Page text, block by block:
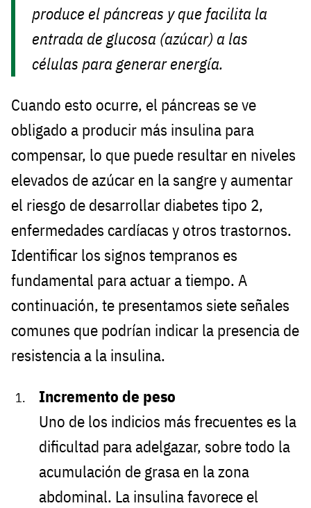
produce el páncreas y que facilita la
entrada de glucosa (azúcar) a las
células para generar energía.
Cuando esto ocurre, el páncreas se ve
obligado a producir más insulina para
compensar, lo que puede resultar en niveles
elevados de azúcar en la sangre y aumentar
el riesgo de desarrollar diabetes tipo 2,
enfermedades cardíacas y otros trastornos.
Identificar los signos tempranos es
fundamental para actuar a tiempo. A
continuación, te presentamos siete señales
comunes que podrían indicar la presencia de
resistencia a la insulina.
Incremento de peso
Uno de los indicios más frecuentes es la
dificultad para adelgazar, sobre todo la
acumulación de grasa en la zona
abdominal. La insulina favorece el